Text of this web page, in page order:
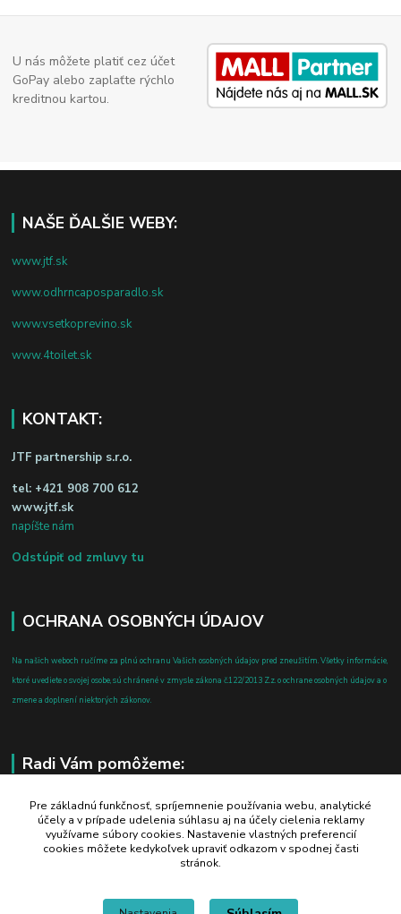
U nás môžete platiť cez účet
GoPay alebo zaplaťte rýchlo
kreditnou kartou.
NAŠE ĎALŠIE WEBY:
www.jtf.sk
www.odhrncaposparadlo.sk
www.vsetkoprevino.sk
www.4toilet.sk
KONTAKT:
JTF partnership s.r.o.
tel: +421 908 700 612
www.jtf.sk
napíšte nám
Odstúpiť od zmluvy tu
OCHRANA OSOBNÝCH ÚDAJOV
Na našich weboch ručíme za plnú ochranu Vašich osobných údajov pred zneužitím. Všetky informácie,
ktoré uvediete o svojej osobe, sú chránené v zmysle zákona č.122/2013 Z.z. o ochrane osobných údajov a o
zmene a doplnení niektorých zákonov.
Radi Vám pomôžeme:
+421 908 700 612
po-pia: 8.00 - 16.00
business@jtf.sk
Pre základnú funkčnosť, spríjemnenie používania webu, analytické
účely a v prípade udelenia súhlasu aj na účely cielenia reklamy
využívame súbory cookies. Nastavenie vlastných preferencií
cookies môžete kedykoľvek upraviť odkazom v spodnej časti
stránok.